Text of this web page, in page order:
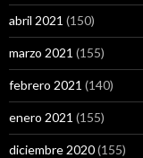
abril 2021 (150)
marzo 2021 (155)
febrero 2021 (140)
enero 2021 (155)
diciembre 2020(155)